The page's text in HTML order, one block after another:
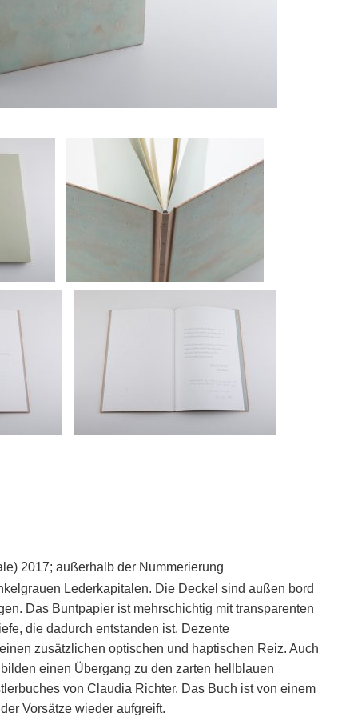
2017; außerhalb der Nummerierung
Lederkapitalen. Die Deckel sind außen bord
Das Buntpapier ist mehrschichtig mit transparenten
die dadurch entstanden ist. Dezente
zusätzlichen optischen und haptischen Reiz. Auch
einen Übergang zu den zarten hellblauen
von Claudia Richter. Das Buch ist von einem
Vorsätze wieder aufgreift.